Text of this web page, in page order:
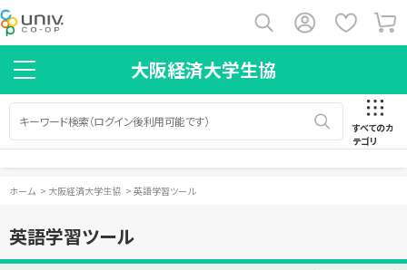
大阪経済大学生協
すべてのカ
テゴリ
ホーム > 大阪経済大学生協 > 英語学習ツール
英語学習ツール